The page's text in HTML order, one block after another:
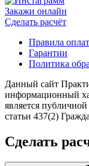
Закажи онлайн
Cделать расчёт
Правила
Гарантии
Политика
Данный сайт
информационный
является
статьи 437(2)
Сделать